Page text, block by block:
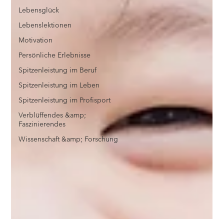
Lebensglück
Lebenslektionen
Motivation
Persönliche Erlebnisse
Spitzenleistung im Beruf
Spitzenleistung im Leben
Spitzenleistung im Profisport
Verblüffendes &amp;
Faszinierendes
Wissenschaft &amp; Forschung